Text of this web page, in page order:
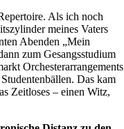
Als ich noch
meines Vaters
Abenden „Mein
zum Gesangsstudium
Orches­terarrangements
Das kam
Zeitloses – einen Witz,